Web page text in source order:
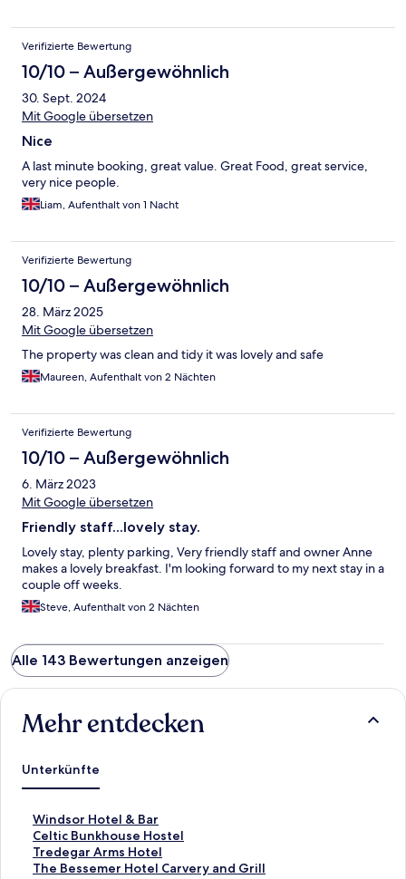
Verifizierte Bewertung
10/10 – Außergewöhnlich
30. Sept. 2024
Mit Google übersetzen
Nice
A last minute booking, great value. Great Food, great service,
very nice people.
Liam, Aufenthalt von 1 Nacht
Verifizierte Bewertung
10/10 – Außergewöhnlich
28. März 2025
Mit Google übersetzen
The property was clean and tidy it was lovely and safe
Maureen, Aufenthalt von 2 Nächten
Verifizierte Bewertung
10/10 – Außergewöhnlich
6. März 2023
Mit Google übersetzen
Friendly staff...lovely stay.
Lovely stay, plenty parking, Very friendly staff and owner Anne
makes a lovely breakfast. I'm looking forward to my next stay in a
couple off weeks.
Steve, Aufenthalt von 2 Nächten
Alle 143 Bewertungen anzeigen
Mehr entdecken
Unterkünfte
Windsor Hotel & Bar
L
i
n
k
Celtic Bunkhouse Hostel
L
i
n
Tredegar Arms Hotel
L
iThe Bessemer Hotel Carvery and Grill
L